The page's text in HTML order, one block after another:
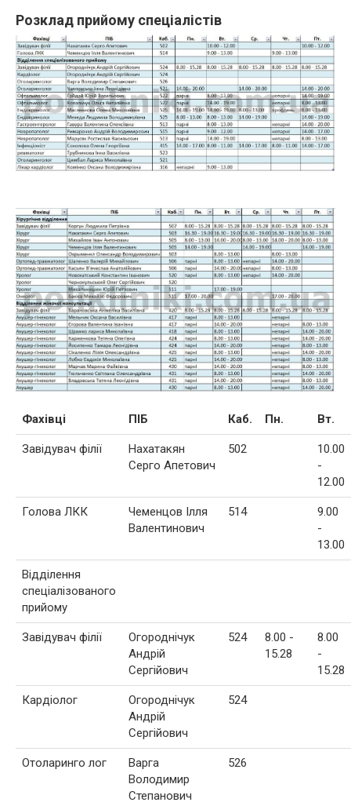
Розклад прийому спеціалістів
Фахівці ПІБ Каб. Пн. Вт.
Завідувач філії
Нахатакян
Серго Апетович
502
10.00
-
12.00
Голова ЛКК
Чеменцов Ілля
Валентинович
514
9.00
-
13.00
Відділення
спеціалізованого
прийому
Завідувач філії
Огороднічук
Андрій
Сергійович
524
8.00 -
15.28
8.00
-
15.28
Кардіолог
Огороднічук
Андрій
Сергійович
524
Отоларинго лог
Варга
Володимир
Степанович
526